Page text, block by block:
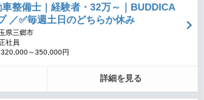
整備士｜経験者・32万～｜BUDDICA
／✅毎週土日のどちらか休み
県三郷市
社員
320,000～350,000円
詳細を見る